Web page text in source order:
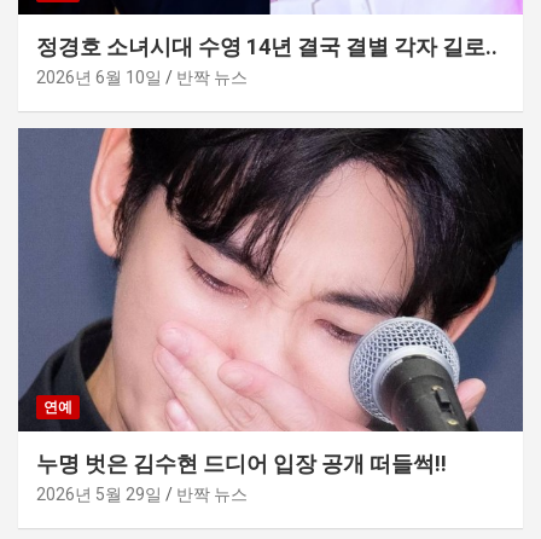
정경호 소녀시대 수영 14년 결국 결별 각자 길로..
2026년 6월 10일 반짝 뉴스
연예
누명 벗은 김수현 드디어 입장 공개 떠들썩!!
2026년 5월 29일 반짝 뉴스